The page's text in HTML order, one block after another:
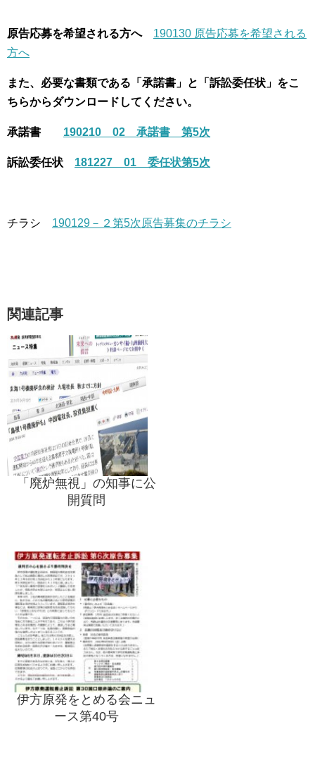
原告応募を希望される方へ 190130 原告応募を希望される
方へ
また、必要な書類である「承諾書」と「訴訟委任状」をこ
ちらからダウンロードしてください。
承諾書 190210 02 承諾書 第5次
訴訟委任状 181227 01 委任状第5次
チラシ 190129－２第5次原告募集のチラシ
関連記事
「廃炉無視」の知事に公
開質問
伊方原発をとめる会ニュ
ース第40号